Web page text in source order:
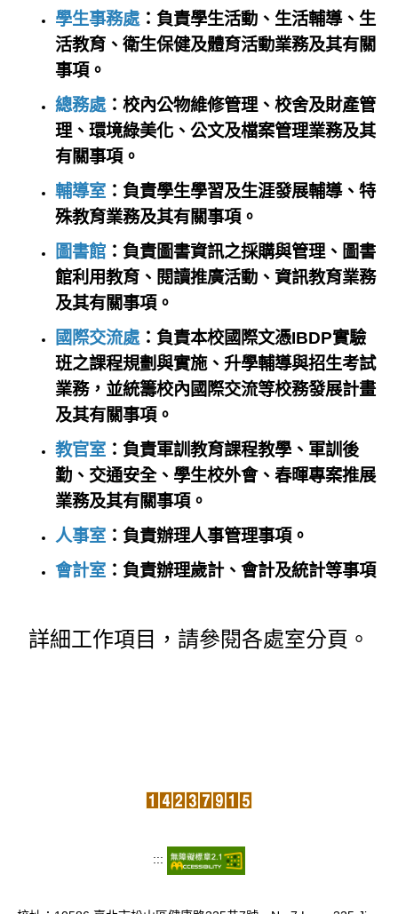
學生事務處：負責學生活動、生活輔導、生
活教育、衛生保健及體育活動業務及其有關
事項。
總務處：校內公物維修管理、校舍及財產管
理、環境綠美化、公文及檔案管理業務及其
有關事項。
輔導室 ：負責學生學習及生涯發展輔導、特
殊教育業務及其有關事項。
圖書館 ：負責圖書資訊之採購與管理、圖書
館利用教育、閱讀推廣活動、資訊教育業務
及其有關事項。
國際交流處：負責本校國際文憑IBDP實驗
班之課程規劃與實施、升學輔導與招生考試
業務，並統籌校內國際交流等校務發展計畫
及其有關事項。
教官室 ：負責軍訓教育課程教學、軍訓後
勤、交通安全、學生校外會、春暉專案推展
業務及其有關事項。
人事室 ：負責辦理人事管理事項。
會計室 ：負責辦理歲計、會計及統計等事項
詳細工作項目，請參閱各處室分頁。
:::